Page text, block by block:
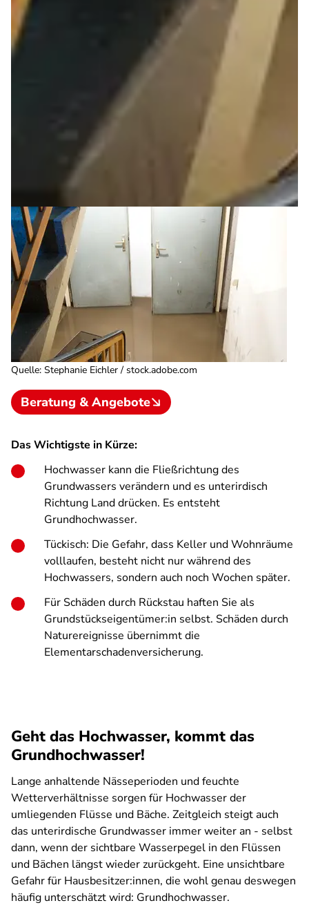
Quelle: Stephanie Eichler / stock.adobe.com
Beratung & Angebote
Das Wichtigste in Kürze:
Hochwasser kann die Fließrichtung des
Grundwassers verändern und es unterirdisch
Richtung Land drücken. Es entsteht
Grundhochwasser.
Tückisch: Die Gefahr, dass Keller und Wohnräume
volllaufen, besteht nicht nur während des
Hochwassers, sondern auch noch Wochen später.
Für Schäden durch Rückstau haften Sie als
Grundstückseigentümer:in selbst. Schäden durch
Naturereignisse übernimmt die
Elementarschadenversicherung.
Geht das Hochwasser, kommt das
Grundhochwasser!
Lange anhaltende Nässeperioden und feuchte
Wetterverhältnisse sorgen für Hochwasser der
umliegenden Flüsse und Bäche. Zeitgleich steigt auch
das unterirdische Grundwasser immer weiter an - selbst
dann, wenn der sichtbare Wasserpegel in den Flüssen
und Bächen längst wieder zurückgeht. Eine unsichtbare
Gefahr für Hausbesitzer:innen, die wohl genau deswegen
häufig unterschätzt wird: Grundhochwasser.